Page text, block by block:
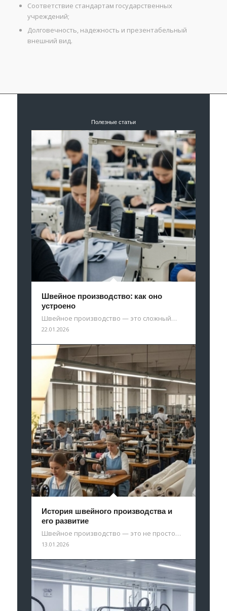
Соответствие стандартам государственных
учреждений;
Долговечность, надежность и презентабельный
внешний вид.
Полезные статьи
Швейное производство: как оно
устроено
Швейное производство — это сложный…
22.01.2026
История швейного производства и
его развитие
Швейное производство — это не просто…
13.01.2026